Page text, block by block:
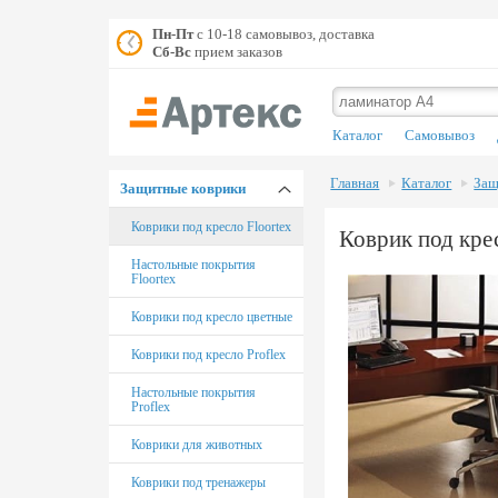
Пн-Птс 10-18 самовывоз, доставка
Сб-Всприем заказов
Каталог Самовывоз
Защитные коврики
Коврики под кресло Floortex
Настольные покрытия
Floortex
Коврики под кресло цветные
Коврики под кресло Proflex
Настольные покрытия
Proflex
Коврики для животных
Коврики под тренажеры
Главная Каталог
Коврик под